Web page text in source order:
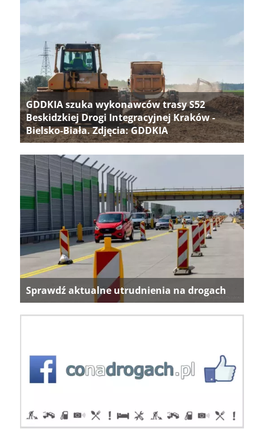
GDDKIA szuka wykonawców trasy S52
Beskidzkiej Drogi Integracyjnej Kraków -
Bielsko-Biała. Zdjęcia: GDDKIA
Sprawdź aktualne utrudnienia na drogach